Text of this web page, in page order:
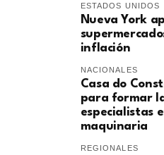
ESTADOS UNIDOS
Nueva York
inflación
NACIONALES
Casa do
para formar
especialistas
maquinaria
REGIONALES